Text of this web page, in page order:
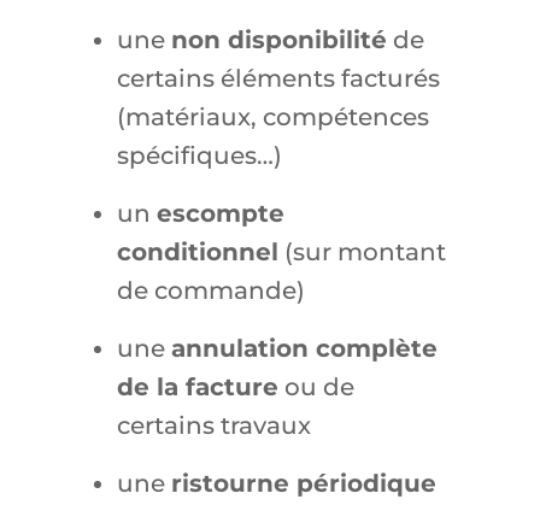
une non disponibilité de
certains éléments facturés
(matériaux, compétences
spécifiques…)
un escompte
conditionnel (sur montant
de commande)
une annulation complète
de la facture ou de
certains travaux
une ristourne périodique